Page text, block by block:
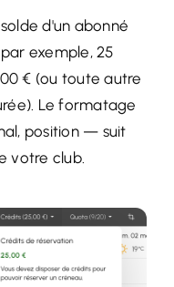
d'un abonné
exemple, 25
€ (ou toute autre
Le formatage
position — suit
votre club.